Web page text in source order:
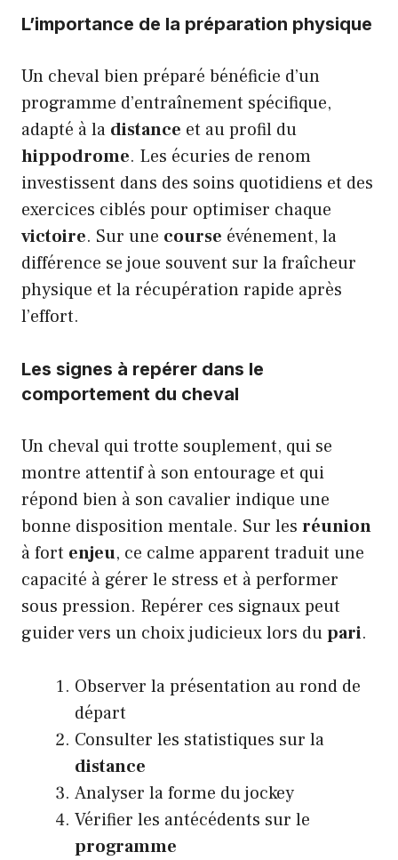
L’importance de la préparation physique
Un cheval bien préparé bénéficie d’un
programme d’entraînement spécifique,
adapté à la distance et au profil du
hippodrome. Les écuries de renom
investissent dans des soins quotidiens et des
exercices ciblés pour optimiser chaque
victoire. Sur une course événement, la
différence se joue souvent sur la fraîcheur
physique et la récupération rapide après
l’effort.
Les signes à repérer dans le
comportement du cheval
Un cheval qui trotte souplement, qui se
montre attentif à son entourage et qui
répond bien à son cavalier indique une
bonne disposition mentale. Sur les réunion
à fort enjeu, ce calme apparent traduit une
capacité à gérer le stress et à performer
sous pression. Repérer ces signaux peut
guider vers un choix judicieux lors dupari.
Observer la présentation au rond de
départ
Consulter les statistiques sur la
distance
Analyser la forme du jockey
Vérifier les antécédents sur le
programme